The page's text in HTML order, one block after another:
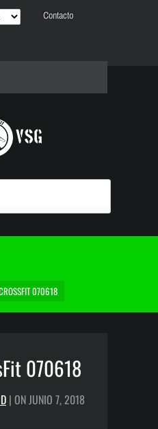
Contacto
070618
070618
| ON JUNIO 7, 2018